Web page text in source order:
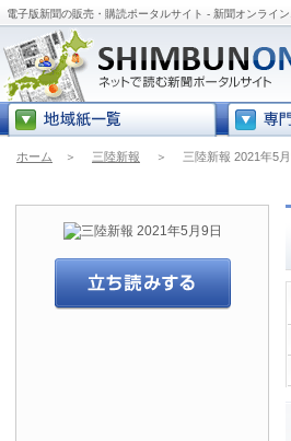
電子版新聞の販売・購読ポータルサイト - 新聞オンライ
ホーム ＞ 三陸新報 ＞ 三陸新報 2021年5